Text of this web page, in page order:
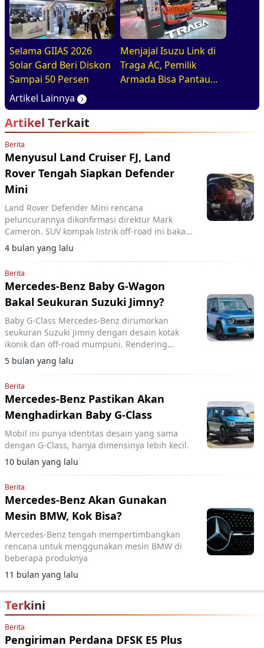
Selama GIIAS 2026
Solar Gard Beri Diskon
Sampai 50 Persen
Menjajal Isuzu Link di
Traga AC, Pemilik
Armada Bisa Pantau
Realtime
Artikel Lainnya
Artikel Terkait
Berita
Menyusul Land Cruiser FJ, Land
Rover Tengah Siapkan Defender
Mini
Land Rover Defender Mini rencana
peluncurannya dikonfirmasi direktur Mark
Cameron. SUV kompak listrik off-road ini bakal
setangguh kakaknya, ikuti tren Land Cruiser FJ.
4 bulan yang lalu
Berita
Mercedes-Benz Baby G-Wagon
Bakal Seukuran Suzuki Jimny?
Baby G-Class Mercedes-Benz dirumorkan
seukuran Suzuki Jimny dengan desain kotak
ikonik dan off-road mumpuni. Rendering
Motor1 bocorkan debut potensial 2027.
5 bulan yang lalu
Berita
Mercedes-Benz Pastikan Akan
Menghadirkan Baby G-Class
Mobil ini punya identitas desain yang sama
dengan G-Class, hanya dimensinya lebih kecil.
10 bulan yang lalu
Berita
Mercedes-Benz Akan Gunakan
Mesin BMW, Kok Bisa?
Mercedes-Benz tengah mempertimbangkan
rencana untuk menggunakan mesin BMW di
beberapa produknya
11 bulan yang lalu
Terkini
Berita
Pengiriman Perdana DFSK E5 Plus